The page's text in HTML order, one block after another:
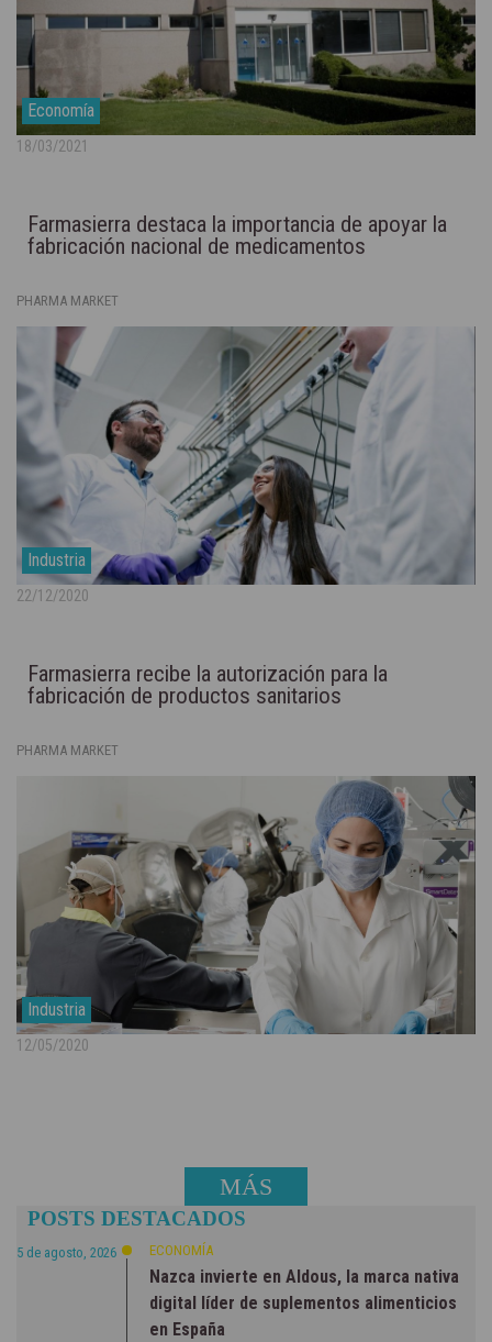
Economía
18/03/2021
Farmasierra destaca la importancia de apoyar la
fabricación nacional de medicamentos
PHARMA MARKET
Industria
22/12/2020
Farmasierra recibe la autorización para la
fabricación de productos sanitarios
PHARMA MARKET
Industria
12/05/2020
MÁS
NOTICIAS
POSTS DESTACADOS
5 de agosto, 2026 ECONOMÍA
Nazca invierte en Aldous, la marca nativa
digital líder de suplementos alimenticios
en España